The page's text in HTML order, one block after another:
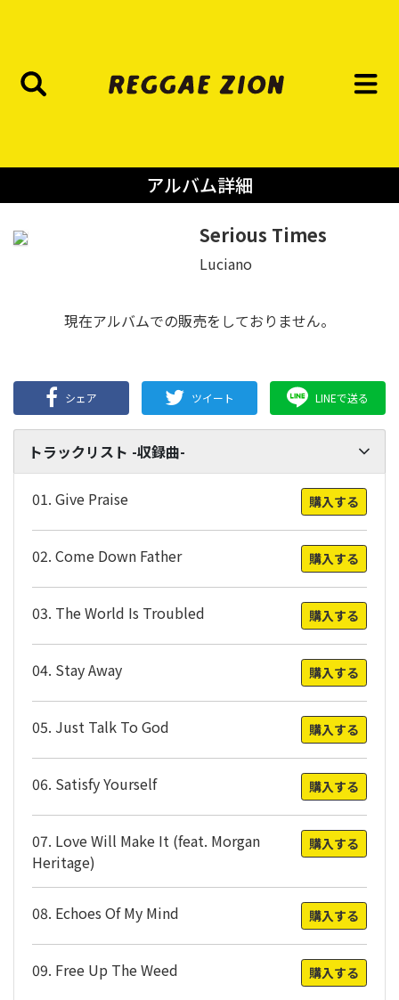
アルバム詳細
Serious Times
Luciano
現在アルバムでの販売をしておりません。
シェア ツイート LINEで送る
トラックリスト -収録曲-
01. Give Praise 購入する
02. Come Down Father 購入する
03. The World Is Troubled 購入する
04. Stay Away 購入する
05. Just Talk To God 購入する
06. Satisfy Yourself 購入する
07. Love Will Make It (feat. Morgan
Heritage)
購入する
08. Echoes Of My Mind 購入する
09. Free Up The Weed 購入する